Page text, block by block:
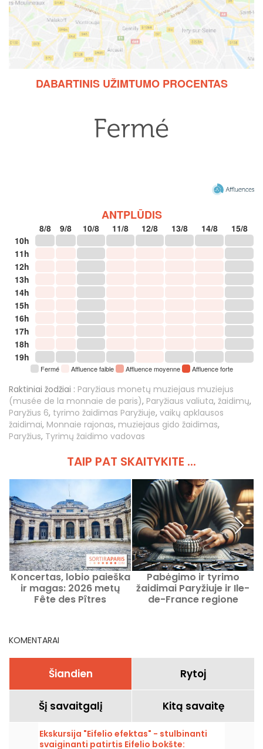
DABARTINIS UŽIMTUMO PROCENTAS
ANTPLŪDIS
8/8 9/8 10/8 11/8 12/8 13/8 14/8
15/8
10h
11h
12h
13h
14h
15h
16h
17h
18h
19h
Fermé Affluence faible Affluence moyenne Affluence forte
Raktiniai žodžiai : Paryžiaus monetų muziejaus muziejus
(musée de la monnaie de paris), Paryžiaus valiuta, žaidimų,
Paryžius 6, tyrimo žaidimas Paryžiuje, vaikų apklausos
žaidimai, Monnaie rajonas, muziejaus gido žaidimas,
Paryžius, Tyrimų žaidimo vadovas
TAIP PAT SKAITYKITE ...
Koncertas, lobio paieška
ir magas: 2026 metų
Fête des Pîtres
Pabėgimo ir tyrimo
žaidimai Paryžiuje ir Ile-
de-France regione
KOMENTARAI
Šiandien Rytoj
Šį savaitgalį Kitą savaitę
Ekskursija "Eifelio efektas" - stulbinanti
svaiginanti patirtis Eifelio bokšte: